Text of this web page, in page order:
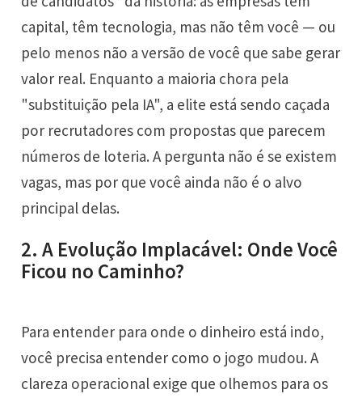
capital, têm tecnologia, mas não têm você — ou
pelo menos não a versão de você que sabe gerar
valor real. Enquanto a maioria chora pela
"substituição pela IA", a elite está sendo caçada
por recrutadores com propostas que parecem
números de loteria. A pergunta não é se existem
vagas, mas por que você ainda não é o alvo
principal delas.
2. A Evolução Implacável: Onde Você
Ficou no Caminho?
Para entender para onde o dinheiro está indo,
você precisa entender como o jogo mudou. A
clareza operacional exige que olhemos para os